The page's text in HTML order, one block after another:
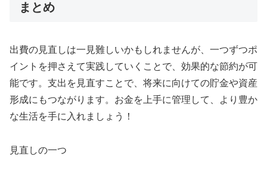
まとめ
出費の見直しは一見難しいかもしれませんが、一つずつポ
イントを押さえて実践していくことで、効果的な節約が可
能です。支出を見直すことで、将来に向けての貯金や資産
形成にもつながります。お金を上手に管理して、より豊か
な生活を手に入れましょう！
見直しの一つ